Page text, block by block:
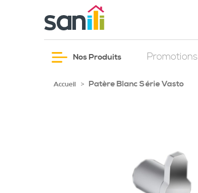
Nos Produits Promotions
Accueil > Patère Blanc Série Vasto